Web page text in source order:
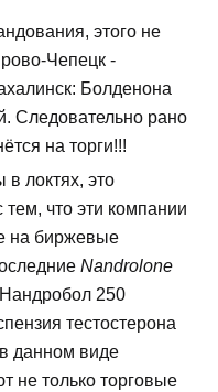
этого не
Чепецк -
Болденона
Следовательно рано
на торги!!!
локтях, это
тем, что эти компании
на биржевые
Nandrolone
250
тестостерона
данном виде
не только торговые